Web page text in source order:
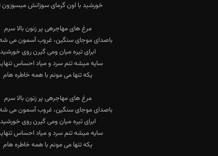
یکه تنها می مونم با همه خاطره هام